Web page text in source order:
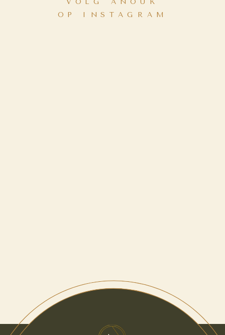
VOLG ANOUK
OP INSTAGRAM